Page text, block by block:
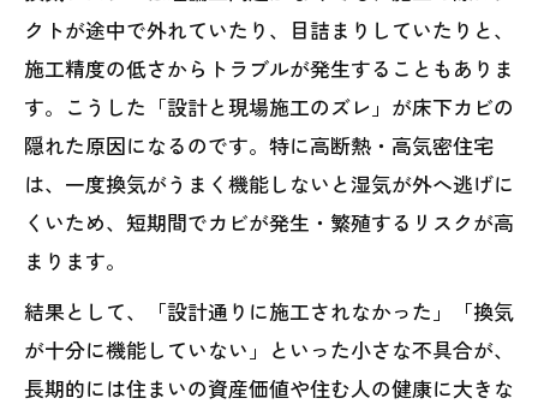
クトが途中で外れていたり、目詰まりしていたりと、
施工精度の低さからトラブルが発生することもありま
す。こうした「設計と現場施工のズレ」が床下カビの
隠れた原因になるのです。特に高断熱・高気密住宅
は、一度換気がうまく機能しないと湿気が外へ逃げに
くいため、短期間でカビが発生・繁殖するリスクが高
まります。
結果として、「設計通りに施工されなかった」「換気
が十分に機能していない」といった小さな不具合が、
長期的には住まいの資産価値や住む人の健康に大きな